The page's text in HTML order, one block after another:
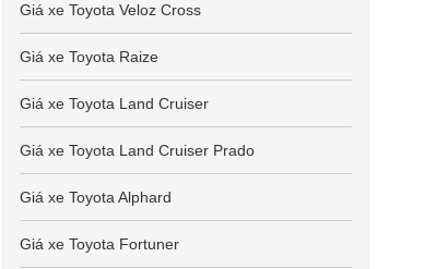
Giá xe Toyota Veloz Cross
Giá xe Toyota Raize
Giá xe Toyota Land Cruiser
Giá xe Toyota Land Cruiser Prado
Giá xe Toyota Alphard
Giá xe Toyota Fortuner